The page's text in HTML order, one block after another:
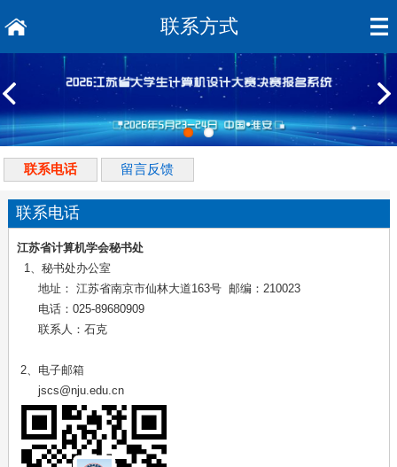
联系方式
联系电话 留言反馈
联系电话
江苏省计算机学会秘书处
1、秘书处办公室
地址： 江苏省南京市仙林大道163号 邮编：210023
电话：025-89680909
联系人：石克
2、电子邮箱
jscs@nju.edu.cn